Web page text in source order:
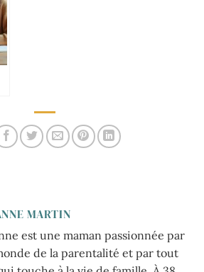
MARTIN
est une maman passionnée par
de la parentalité et par tout